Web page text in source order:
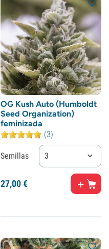
OG Kush Auto (Humboldt
Seed Organization)
feminizada
(3)
Semillas 3
27,00€